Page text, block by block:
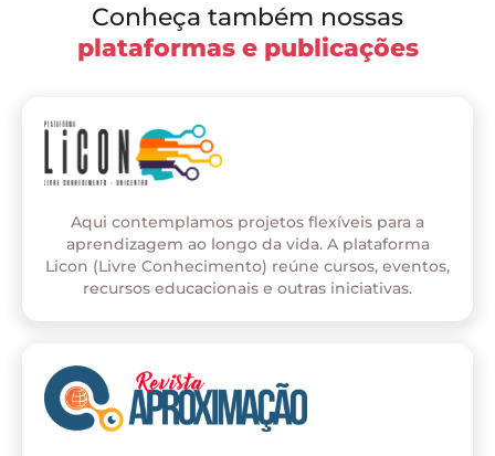
Conheça também nossas
plataformas e publicações
Aqui contemplamos projetos flexíveis para a
aprendizagem ao longo da vida. A plataforma
Licon (Livre Conhecimento) reúne cursos, eventos,
recursos educacionais e outras iniciativas.